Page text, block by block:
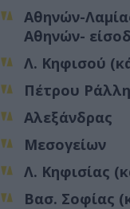
Αθηνών-
Αθηνών-
Λ. Κηφισού
Πέτρου Ράλλη
Αλεξάνδρας
Μεσογείων
Λ. Κηφισίας
Βασ. Σοφίας